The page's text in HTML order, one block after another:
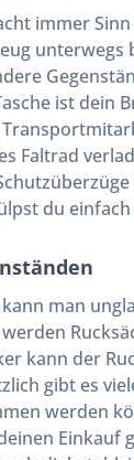
immer
unterwegs
ist dein
Faltrad
du
man
kann der
gibt es
werden
Einkauf